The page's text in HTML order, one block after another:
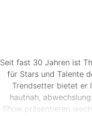
Seit fast 30 Jahren ist
für Stars und Talente
Trendsetter bietet er
hautnah,
Show präsentieren